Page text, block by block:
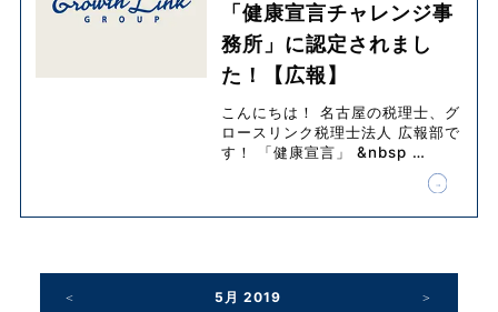
「健康宣言チャレンジ事
務所」に認定されまし
た！【広報】
こんにちは！ 名古屋の税理士、グ
ロースリンク税理士法人 広報部で
す！ 「健康宣言」 &nbsp …
5月 2019